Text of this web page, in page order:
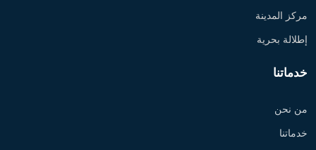
مركز المدينة
إطلالة بحرية
خدماتنا
من نحن
خدماتنا